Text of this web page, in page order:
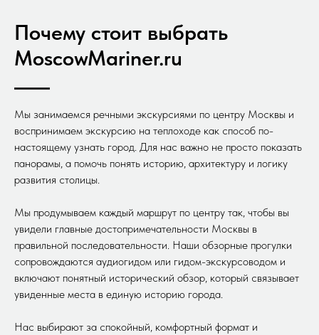
Почему стоит выбрать
MoscowMariner.ru
Мы занимаемся речными экскурсиями по центру Москвы и
воспринимаем экскурсию на теплоходе как способ по-
настоящему узнать город. Для нас важно не просто показать
панорамы, а помочь понять историю, архитектуру и логику
развития столицы.
Мы продумываем каждый маршрут по центру так, чтобы вы
увидели главные достопримечательности Москвы в
правильной последовательности. Наши обзорные прогулки
сопровождаются аудиогидом или гидом-экскурсоводом и
включают понятный исторический обзор, который связывает
увиденные места в единую историю города.
Нас выбирают за спокойный, комфортный формат и